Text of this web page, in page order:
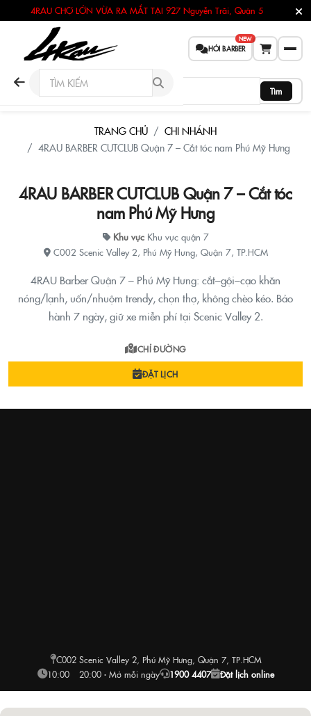
4RAU CHỢ LỚN VỪA RA MẮT TẠI 927 Nguyễn Trãi, Quận 5
HỎI BARBER
NEW
Tìm
TRANG CHỦ
CHI NHÁNH
4RAU BARBER CUTCLUB Quận 7 – Cắt tóc nam Phú Mỹ Hưng
4RAU BARBER CUTCLUB Quận 7 – Cắt tóc
nam Phú Mỹ Hưng
Khu vựcKhu vực quận 7
C002 Scenic Valley 2, Phú Mỹ Hưng, Quận 7, TP.HCM
4RAU Barber Quận 7 – Phú Mỹ Hưng: cắt–gội–cạo khăn
nóng/lạnh, uốn/nhuộm trendy, chọn thợ, không chèo kéo. Bảo
hành 7 ngày, giữ xe miễn phí tại Scenic Valley 2.
CHỈ ĐƯỜNG
ĐẶT LỊCH
C002 Scenic Valley 2, Phú Mỹ Hưng, Quận 7, TP.HCM
10:00 – 20:00 · Mở mỗi ngày
1900 4407 Đặt lịch online